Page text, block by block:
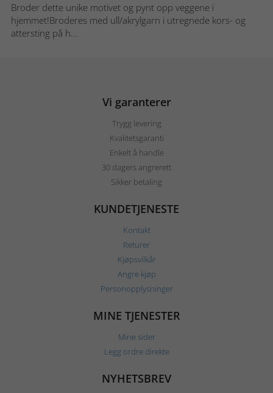
Broder dette unike motivet og pynt opp veggene i
hjemmet!Broderes med ull/akrylgarn i utregnede kors- og
attersting på h...
Vi garanterer
Trygg levering
Kvalitetsgaranti
Enkelt å handle
30 dagers angrerett
Sikker betaling
KUNDETJENESTE
Kontakt
Returer
Kjøpsvilkår
Angre kjøp
Personopplysninger
MINE TJENESTER
Mine sider
Legg ordre direkte
NYHETSBREV